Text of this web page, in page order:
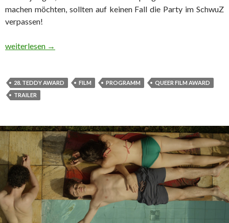
machen möchten, sollten auf keinen Fall die Party im SchwuZ
verpassen!
9. Tag: TEDDY AWARD GALA
weiterlesen →
28. TEDDY AWARD FILM PROGRAMM
QUEER FILM AWARD
TRAILER